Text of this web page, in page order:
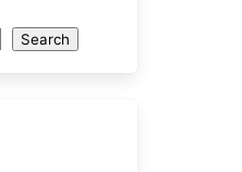
Search